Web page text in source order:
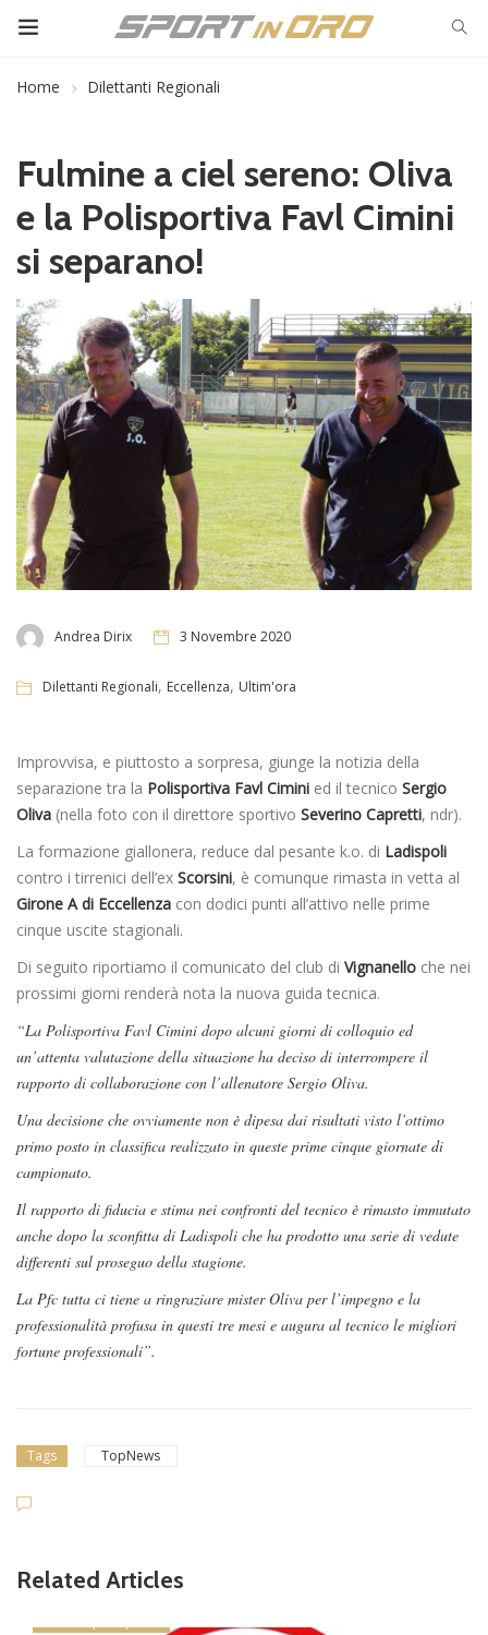
Home Dilettanti Regionali
Fulmine a ciel sereno: Oliva
e la Polisportiva Favl Cimini
si separano!
Andrea Dirix 3 Novembre 2020
Dilettanti Regionali, Eccellenza, Ultim'ora
Improvvisa, e piuttosto a sorpresa, giunge la notizia della
separazione tra la Polisportiva Favl Cimini ed il tecnico Sergio
Oliva (nella foto con il direttore sportivo Severino Capretti, ndr).
La formazione giallonera, reduce dal pesante k.o. di Ladispoli
contro i tirrenici dell’ex Scorsini, è comunque rimasta in vetta al
Girone A di Eccellenza con dodici punti all’attivo nelle prime
cinque uscite stagionali.
Di seguito riportiamo il comunicato del club di Vignanello che nei
prossimi giorni renderà nota la nuova guida tecnica.
“La Polisportiva Favl Cimini dopo alcuni giorni di colloquio ed
un’attenta valutazione della situazione ha deciso di interrompere il
rapporto di collaborazione con l’allenatore Sergio Oliva.
Una decisione che ovviamente non è dipesa dai risultati visto l’ottimo
primo posto in classifica realizzato in queste prime cinque giornate di
campionato.
Il rapporto di fiducia e stima nei confronti del tecnico è rimasto immutato
anche dopo la sconfitta di Ladispoli che ha prodotto una serie di vedute
differenti sul proseguo della stagione.
La Pfc tutta ci tiene a ringraziare mister Oliva per l’impegno e la
professionalità profusa in questi tre mesi e augura al tecnico le migliori
fortune professionali”.
Tags TopNews
Related Articles